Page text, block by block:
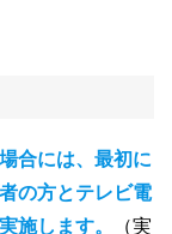
合には、最初に
の方とテレビ電
施します。
（実